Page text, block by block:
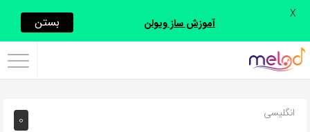
اشتراک
با
0 انگلیسی
آموزش ساز ویولن بستن X